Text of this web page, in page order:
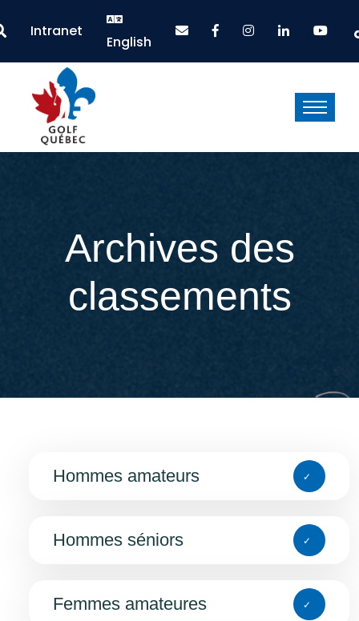
Intranet
English
Archives des
classements
Hommes amateurs
Hommes séniors
Femmes amateures